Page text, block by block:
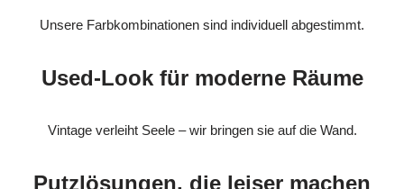
Unsere Farbkombinationen sind individuell abgestimmt.
Used-Look für moderne Räume
Vintage verleiht Seele – wir bringen sie auf die Wand.
Putzlösungen, die leiser machen